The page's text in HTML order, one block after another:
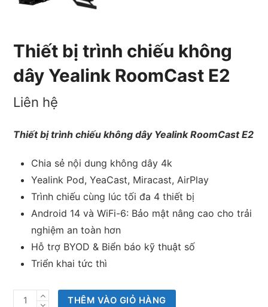
Thiết bị trình chiếu không
dây Yealink RoomCast E2
Liên hệ
Thiết bị trình chiếu không dây Yealink RoomCast E2
Chia sẻ nội dung không dây 4k
Yealink Pod, YeaCast, Miracast, AirPlay
Trình chiếu cùng lúc tối đa 4 thiết bị
Android 14 và WiFi-6: Bảo mật nâng cao cho trải
nghiệm an toàn hơn
Hỗ trợ BYOD & Biển báo kỹ thuật số
Triển khai tức thì
Thiết
THÊM VÀO GIỎ HÀNG